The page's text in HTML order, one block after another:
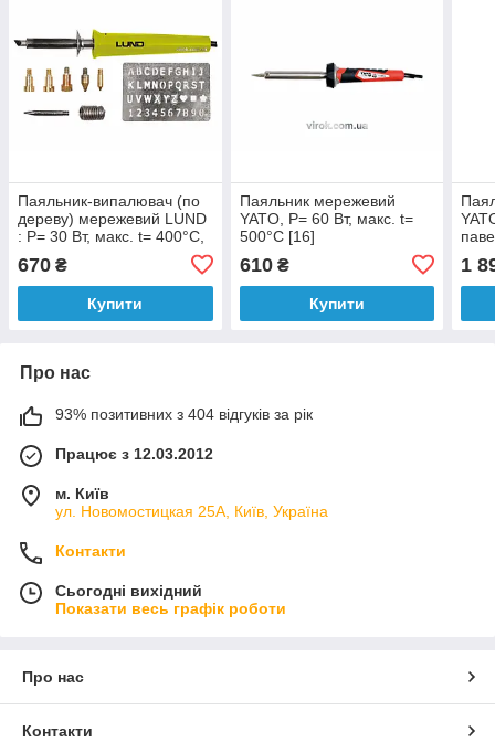
Паяльник-випалювач (по
дереву) мережевий LUND
: P= 30 Вт, макс. t= 400°C,
з наконечниками, 11 елем.
670 ₴
Купити
Паяльник мережевий
YATO, P= 60 Вт, макс. t=
500°C [16]
610₴
Купити
1
Про нас
93% позитивних з 404 відгуків за рік
Працює з 12.03.2012
м. Київ
ул. Новомостицкая 25А, Київ, Україна
Контакти
Сьогодні вихідний
Показати весь графік роботи
Про нас
Контакти